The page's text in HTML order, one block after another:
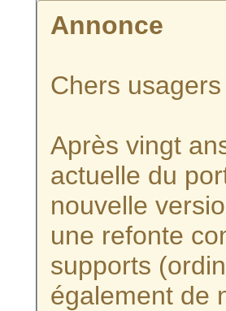
Annonce
Chers
Après vingt
actuelle du
nouvelle
une refonte
supports
également de